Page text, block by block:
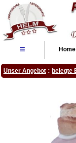
≡ Home
Unser Angebot : belegte